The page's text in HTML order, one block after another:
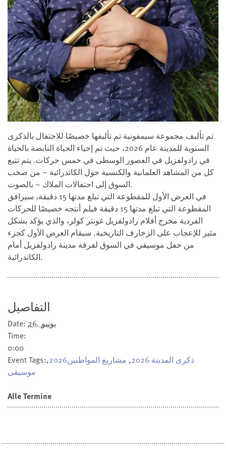
تم تأليف مجموعة سيمفونية تم تأليفها خصيصًا للاحتفال بالذكرى
السنوية للمدينة عام 2026، حيث تم إحياء الحياة النابضة بالحياة
في رادولفزيل في العصور الوسطى في خمس حركات. يتم تتبع
كل من المشاهد العلمانية والكنسية حول الكاتدرائية – من صخب
السوق إلى احتفالات الملاك – بالصوت.
في العرض الأول للمقطوعة التي تبلغ مدتها 15 دقيقة، سيرافق
المقطوعة التي تبلغ مدتها 15 دقيقة فيلم أنتجه خصيصًا للحركات
الفردية مخرج أفلام رادولفزيل غونتر كولر، والذي يؤكد بشكل
مثير للإعجاب على الزخارف التاريخية. سيقام العرض الأول كجزء
من حفل موسيقي في السوق لفرقة مدينة رادولفزيل أمام
الكاتدرائية.
التفاصيل
Date:
26. يونيو
Time:
0:00
Event Tags:
ذكرى المدينة 2026 , مشاريع المواطنين2026
,
موسيقى
Alle Termine